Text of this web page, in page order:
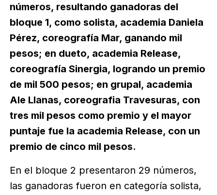
números, resultando ganadoras del
bloque 1, como solista, academia Daniela
Pérez, coreografía Mar, ganando mil
pesos; en dueto, academia Release,
coreografía Sinergia, logrando un premio
de mil 500 pesos; en grupal, academia
Ale Llanas, coreografia Travesuras, con
tres mil pesos como premio y el mayor
puntaje fue la academia Release, con un
premio de cinco mil pesos.
En el bloque 2 presentaron 29 números,
las ganadoras fueron en categoría solista,